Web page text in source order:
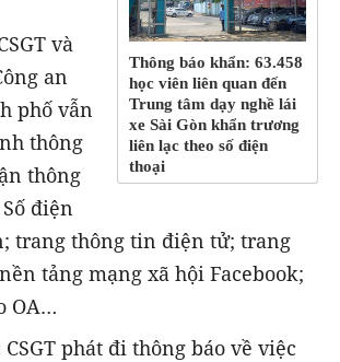
Thông báo khẩn: 63.458
học viên liên quan đến
Trung tâm dạy nghề lái
xe Sài Gòn khẩn trương
liên lạc theo số điện
thoại
và
an
phố vẫn
thông
thông
điện
trang thông tin điện tử; trang
tảng mạng xã hội Facebook;
OA…
phát đi thông báo về việc